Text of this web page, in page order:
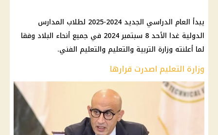
يبدأ العام الدراسي الجديد 2024-2025 لطلاب المدارس
الدولية غدا الأحد 8 سبتمبر 2024 في جميع أنحاء البلاد وفقا
لما أعلنته وزارة التربية والتعليم والتعليم الفني.
وزارة التعليم اصدرت قرارها